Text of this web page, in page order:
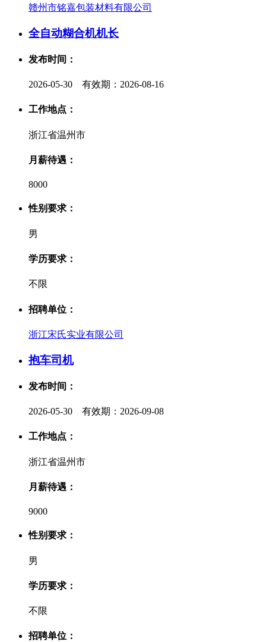
赣州市铭嘉包装材料有限公司
全自动糊合机机长
发布时间：
2026-05-30 有效期：2026-08-16
工作地点：
浙江省温州市
月薪待遇：
8000
性别要求：
男
学历要求：
不限
招聘单位：
浙江宋氏实业有限公司
抱车司机
发布时间：
2026-05-30 有效期：2026-09-08
工作地点：
浙江省温州市
月薪待遇：
9000
性别要求：
男
学历要求：
不限
招聘单位：